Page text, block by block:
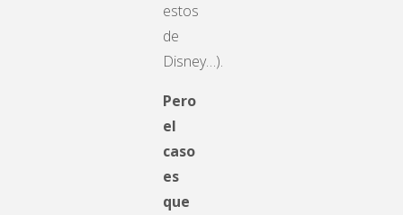
estos
de
Disney…).
Pero
el
caso
es
que